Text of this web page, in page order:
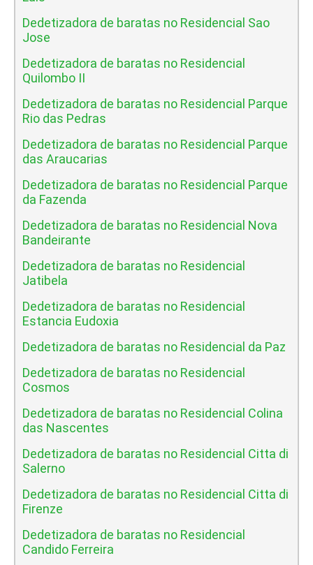
Dedetizadora de baratas no Residencial Sao
Jose
Dedetizadora de baratas no Residencial
Quilombo II
Dedetizadora de baratas no Residencial Parque
Rio das Pedras
Dedetizadora de baratas no Residencial Parque
das Araucarias
Dedetizadora de baratas no Residencial Parque
da Fazenda
Dedetizadora de baratas no Residencial Nova
Bandeirante
Dedetizadora de baratas no Residencial
Jatibela
Dedetizadora de baratas no Residencial
Estancia Eudoxia
Dedetizadora de baratas no Residencial da Paz
Dedetizadora de baratas no Residencial
Cosmos
Dedetizadora de baratas no Residencial Colina
das Nascentes
Dedetizadora de baratas no Residencial Citta di
Salerno
Dedetizadora de baratas no Residencial Citta di
Firenze
Dedetizadora de baratas no Residencial
Candido Ferreira